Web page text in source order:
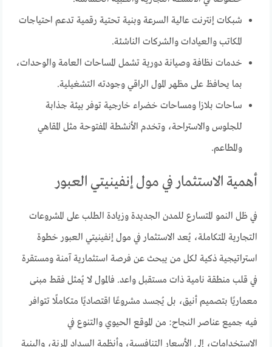
شبكات إنترنت عالية السرعة وبنية تحتية رقمية تدعم احتياجات
المكاتب والعيادات والشركات الناشئة.
خدمات نظافة وصيانة دورية تشمل المساحات العامة والوحدات،
بما يحافظ على مظهر المول الراقي وجودته التشغيلية.
ساحات بلازا ومساحات خضراء خارجية توفر بيئة جذابة
للجلوس والاستراحة، وتخدم الأنشطة المفتوحة مثل المقاهي
والمطاعم.
أهمية الاستثمار في مول إنفينيتي العبور
في ظل النمو المتسارع للمدن الجديدة وزيادة الطلب على المشروعات
التجارية المتكاملة، يُعد الاستثمار في مول إنفينيتي العبور خطوة
استراتيجية ذكية لكل من يبحث عن فرصة استثمارية آمنة ومستقرة
في قلب منطقة نامية ذات مستقبل واعد. فالمول لا يُمثل فقط مبنى
معماريًا بتصميم أنيق، بل يُجسد مشروعًا اقتصاديًا متكاملًا تتوافر
فيه جميع عناصر النجاح: من الموقع الحيوي والتنوع في
الاستخدامات، إلى الأسعار التنافسية، وأنظمة السداد المرنة، والبنية